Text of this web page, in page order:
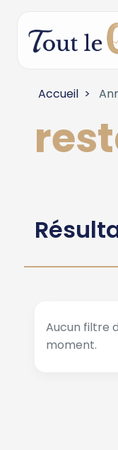
Accueil
Aucun filtre
moment.